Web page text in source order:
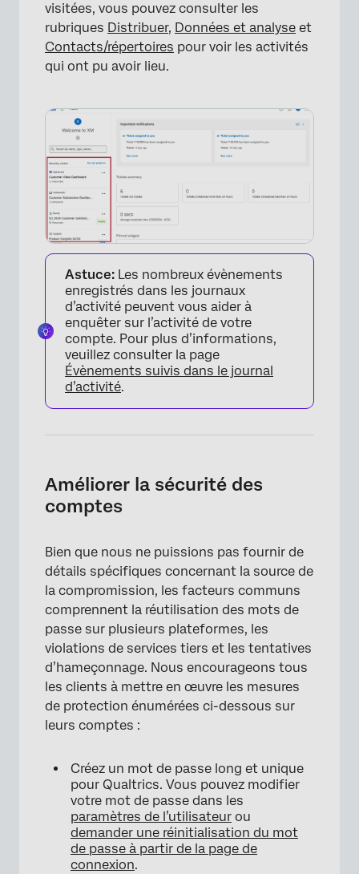
×
×
visitées, vous pouvez consulter les
rubriques Distribuer, Données et analyse et
Contacts/répertoires pour voir les activités
qui ont pu avoir lieu.
Astuce: Les nombreux évènements
enregistrés dans les journaux
d’activité peuvent vous aider à
enquêter sur l’activité de votre
compte. Pour plus d’informations,
veuillez consulter la page
Évènements suivis dans le journal
d’activité.
Améliorer la sécurité des
comptes
Bien que nous ne puissions pas fournir de
détails spécifiques concernant la source de
la compromission, les facteurs communs
comprennent la réutilisation des mots de
passe sur plusieurs plateformes, les
violations de services tiers et les tentatives
d’hameçonnage. Nous encourageons tous
les clients à mettre en œuvre les mesures
de protection énumérées ci-dessous sur
leurs comptes :
Créez un mot de passe long et unique
pour Qualtrics. Vous pouvez modifier
votre mot de passe dans les
paramètres de l’utilisateur ou
demander une réinitialisation du mot
de passe à partir de la page de
connexion.